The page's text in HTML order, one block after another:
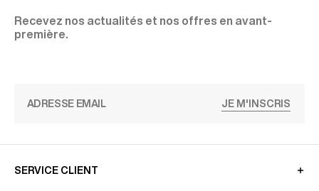
Recevez nos actualités et nos offres en avant-
première.
JE M'INSCRIS
SERVICE CLIENT